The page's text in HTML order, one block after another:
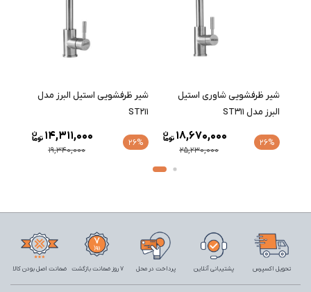
شیر ظرفشویی شاوری استیل
البرز مدل ST311
26%
25,230,000
18,670,000
شیر ظرفشویی استیل البرز مدل
ST211
26%
19,340,000
14,311,000
تحویل اکسپرس پشتیبانی آنلاین پرداخت در محل 7 روز ضمانت بازگشت ضمانت اصل بودن کالا